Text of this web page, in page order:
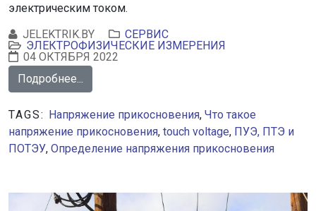
электрическим током.
JELEKTRIK.BY
СЕРВИС
ЭЛЕКТРОФИЗИЧЕСКИЕ ИЗМЕРЕНИЯ
04 ОКТЯБРЯ 2022
Подробнее...
TAGS: Напряжение прикосновения, Что такое
напряжение прикосновения, touch voltage, ПУЭ, ПТЭ и
ПОТЭУ, Определение напряжения прикосновения